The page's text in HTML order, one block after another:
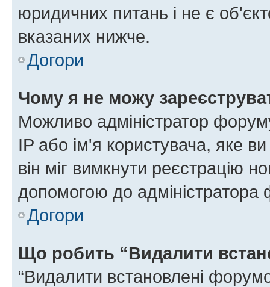
юридичних питань і не є
вказаних нижче.
Догори
Чому я не можу
Можливо адміністратор
IP або ім'я користувача, яке
він міг вимкнути реєстрацію
допомогою до адміністратора
Догори
Що робить “Видалити
“Видалити встановлені